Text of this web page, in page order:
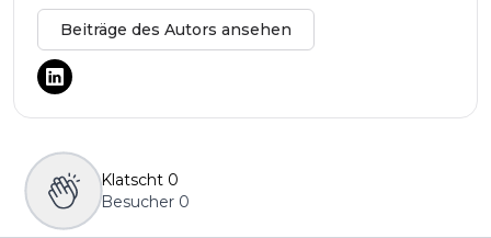
Beiträge des Autors ansehen
Klatscht 0
Besucher 0